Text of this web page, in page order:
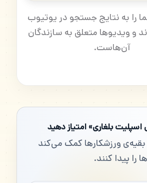
را به نتایج جستجو در یوتیوب
و ویدیوها متعلق به سازندگان
آن‌هاست.
بلغاری» امتیاز دهید
بقیه‌ی ورزشکارها کمک می‌کند
را پیدا کنند.